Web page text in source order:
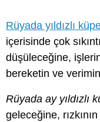
Rüyada yıldızlı
içerisinde çok
düşüleceğine,
bereketin ve
Rüyada ay yıldızlı
geleceğine,